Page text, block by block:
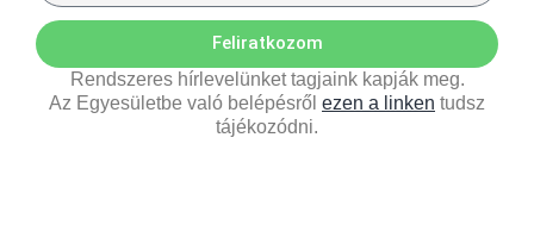
Feliratkozom
Rendszeres hírlevelünket tagjaink kapják meg.
Az Egyesületbe való belépésről ezen a linken tudsz
tájékozódni.